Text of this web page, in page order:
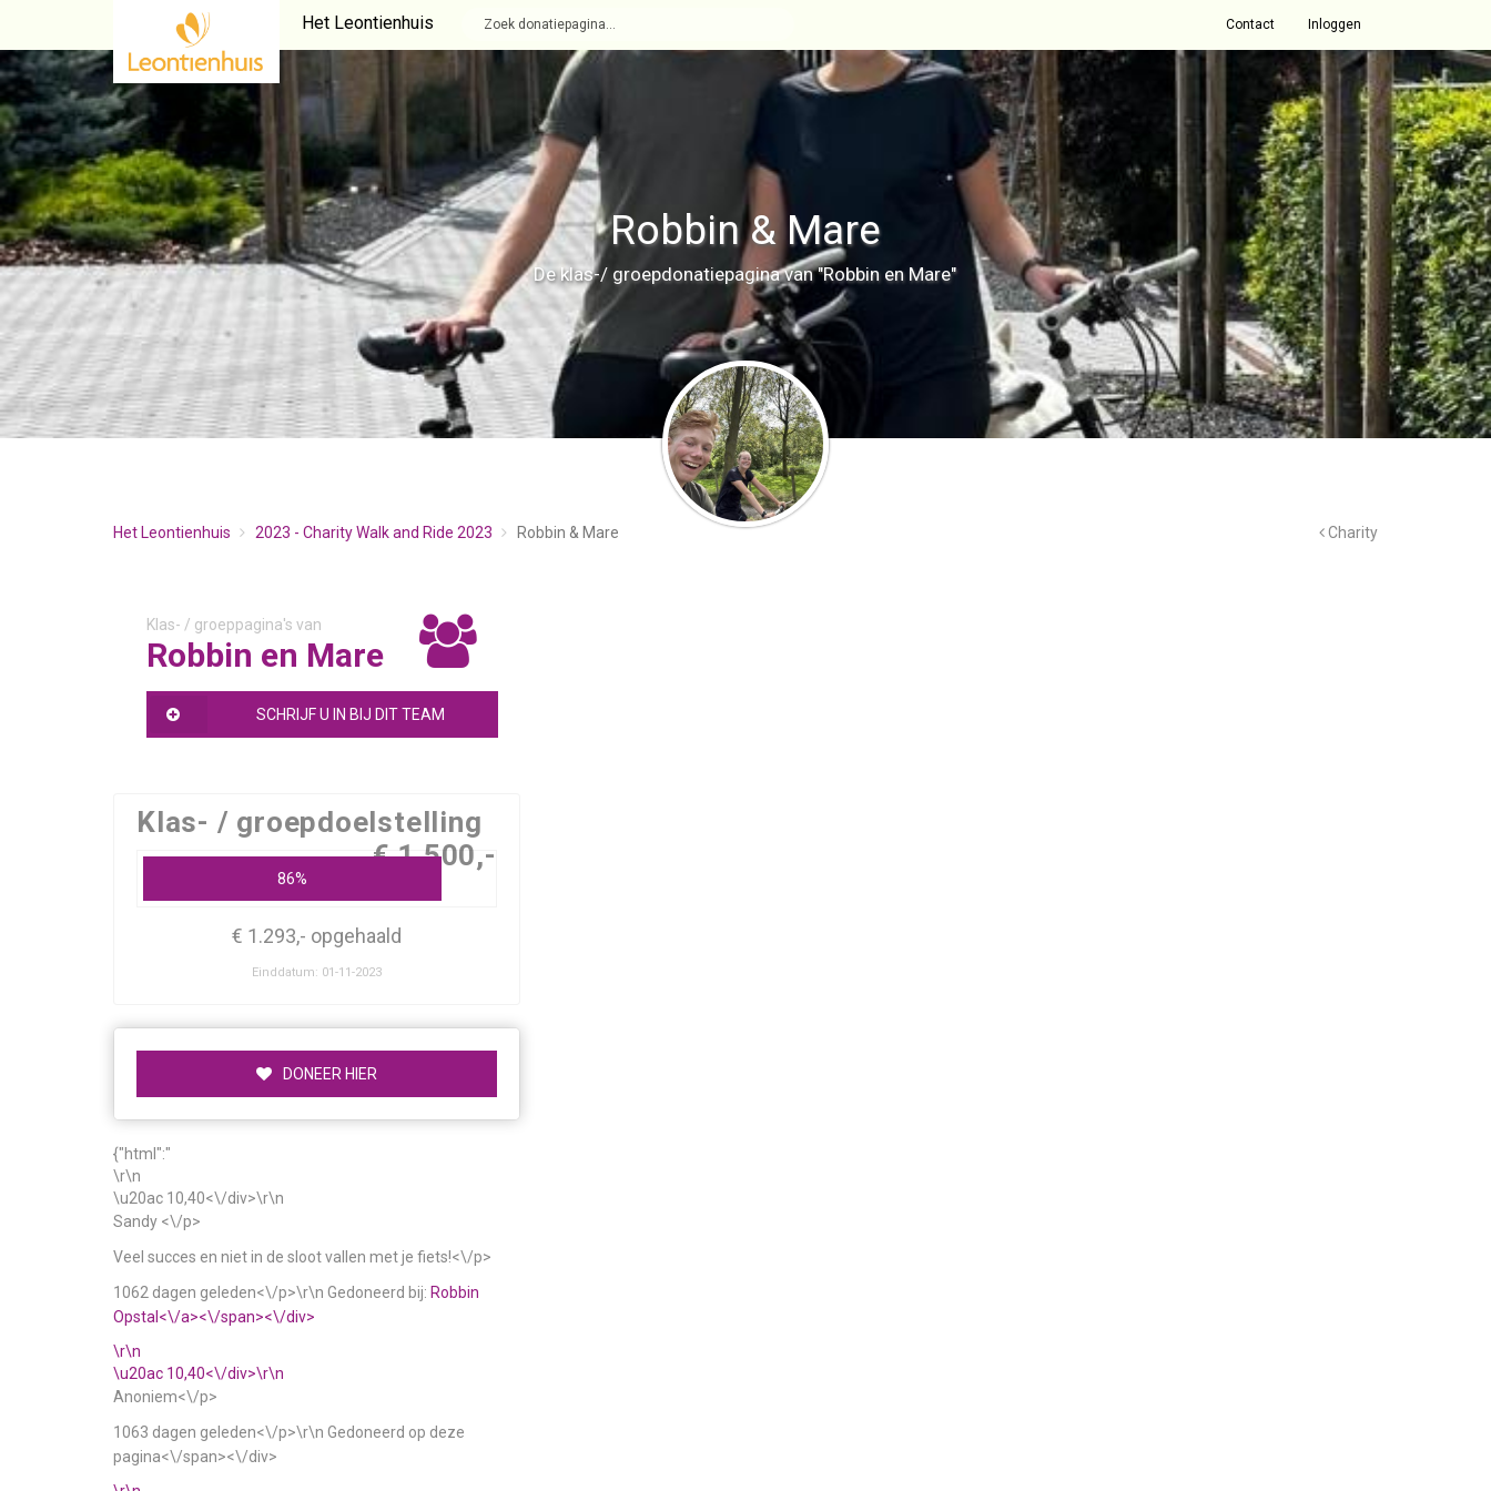
Het Leontienhuis Contact Inloggen
Robbin & Mare
De klas-/ groepdonatiepagina van "Robbin en Mare"
Het Leontienhuis 2023 - Charity Walk and Ride 2023 Robbin & Mare Charity
Klas- / groeppagina's van
Robbin en Mare
SCHRIJF U IN BIJ DIT TEAM
Klas- / groepdoelstelling
€ 1.500,-
86%
€ 1.293,- opgehaald
Einddatum: 01-11-2023
DONEER HIER
{"html":"
\r\n
\u20ac 10,40<\/div>\r\n
Sandy <\/p>
Veel succes en niet in de sloot vallen met je fiets!<\/p>
1062 dagen geleden<\/p>\r\n Gedoneerd bij: Robbin
Opstal<\/a><\/span><\/div>
\r\n
\u20ac 10,40<\/div>\r\n
Anoniem<\/p>
1063 dagen geleden<\/p>\r\n Gedoneerd op deze
pagina<\/span><\/div>